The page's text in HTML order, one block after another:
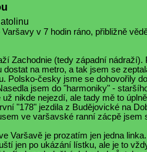
v 7 hodin ráno, přibližně
Zachodnie (tedy západní nádraží).
dostat na metro, a tak jsem se
Polsko-česky jsme se dohovořily
jsem do "harmoniky" -
nikde nejezdí, ale tady mě to
"178" jezdila z Budějovické na
ve varšavské ranní zácpě jsem
Varšavě je prozatím jen jedna
jen po ukázání lístku, ale je to